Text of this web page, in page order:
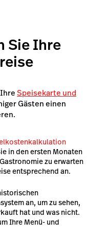
Sie Ihre
Speisekarte und
Gästen einen
in den ersten Monaten
zu erwarten
entsprechend an.
an, um zu sehen,
hat und was nicht.
Ihre Menü- und